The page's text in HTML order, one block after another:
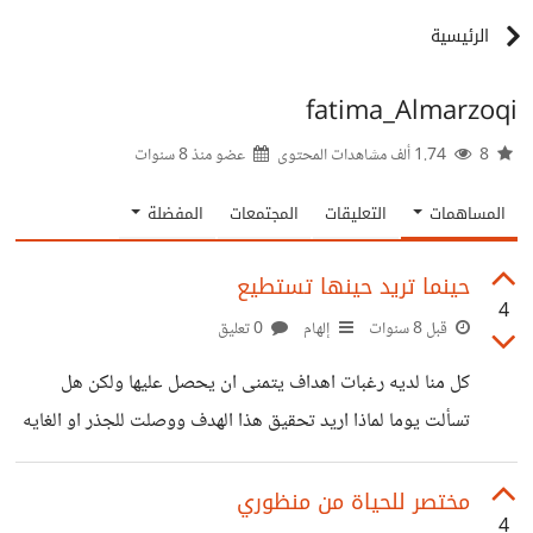
الرئيسية
fatima_Almarzoqi
عضو منذ8 سنوات
المساهمات التعليقات المجتمعات المفضلة
4
حينما تريد حينها تستطيع
قبل 8 سنوات إلهام
كل منا لديه رغبات اهداف يتمنى ان يحصل عليها ولكن هل
تسألت يوما لماذا اريد تحقيق هذا الهدف ووصلت للجذر او الغايه
الحقيقة من هذا الهدف ؟؟ احب ان اختصر عليك ياصديقي
واعلمك بأن جميع اهدافنا المادية و الا مادية هدفها الحصول على
مختصر للحياة من منظوري